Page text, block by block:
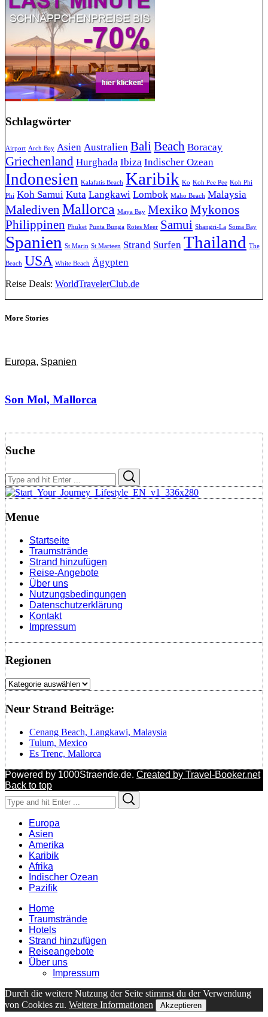
Schlagwörter
Airport Arch Bay Asien Australien BaliBeach Boracay
Griechenland Hurghada Ibiza Indischer Ozean
Indonesien Kalafatis Beach Karibik Ko Koh Pee Pee Koh Phi
Phi Koh Samui Kuta Langkawi Lombok Maho Beach Malaysia
Malediven Mallorca Maya Bay Mexiko Mykonos
Philippinen Phuket Punta Bunga Rotes Meer Samui Shangri-La Soma Bay
Spanien St Marin St Marteen Strand Surfen Thailand The
Beach USA White Beach Ägypten
Reise Deals: WorldTravelerClub.de
More Stories
Europa, Spanien
Son Mol, Mallorca
Suche
Search
for:
Menue
Startseite
Traumstrände
Strand hinzufügen
Reise-Angebote
Über uns
Nutzungsbedingungen
Datenschutzerklärung
Kontakt
Impressum
Regionen
Regionen
Neur Strand Beiträge:
Cenang Beach, Langkawi, Malaysia
Tulum, Mexico
Es Trenc, Mallorca
Powered by 1000Straende.de. Created by Travel-Booker.net
Back to top
Search
for:
Europa
Asien
Amerika
Karibik
Afrika
Indischer Ozean
Pazifik
Home
Traumstrände
Hotels
Strand hinzufügen
Reiseangebote
Über uns
Impressum
Durch die weitere Nutzung der Seite stimmst du der Verwendung
von Cookies zu. Weitere Informationen Akzeptieren